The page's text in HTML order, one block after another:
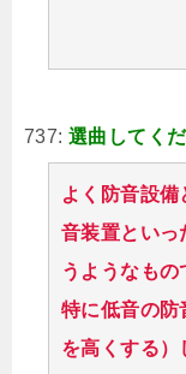
737: 選曲してく
よく防音設
音装置といっ
うようなもの
特に低音の防
を高くする）